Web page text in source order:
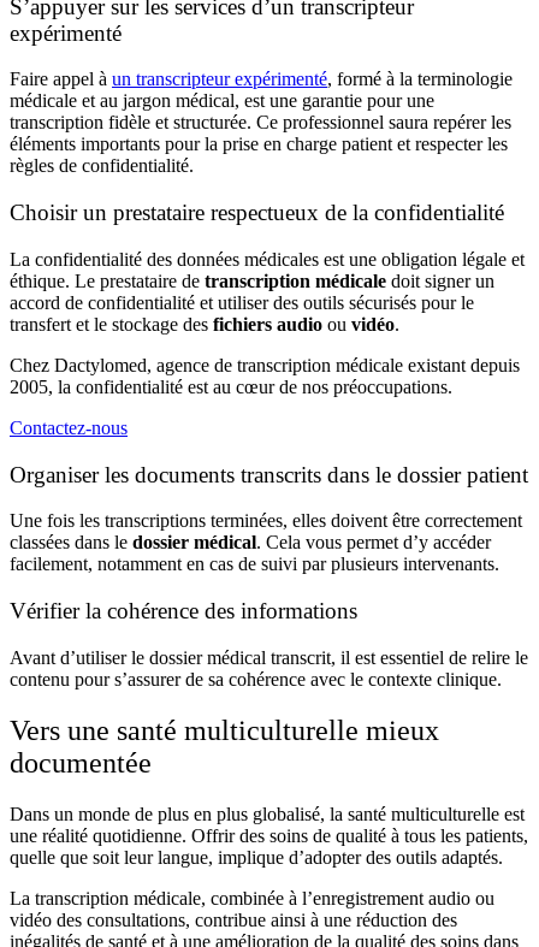
S’appuyer sur les services d’un transcripteur
expérimenté
Faire appel à un transcripteur expérimenté, formé à la terminologie
médicale et au jargon médical, est une garantie pour une
transcription fidèle et structurée. Ce professionnel saura repérer les
éléments importants pour la prise en charge patient et respecter les
règles de confidentialité.
Choisir un prestataire respectueux de la confidentialité
La confidentialité des données médicales est une obligation légale et
éthique. Le prestataire de transcription médicale doit signer un
accord de confidentialité et utiliser des outils sécurisés pour le
transfert et le stockage des fichiers audio ou vidéo.
Chez Dactylomed, agence de transcription médicale existant depuis
2005, la confidentialité est au cœur de nos préoccupations.
Contactez-nous
Organiser les documents transcrits dans le dossier patient
Une fois les transcriptions terminées, elles doivent être correctement
classées dans le dossier médical. Cela vous permet d’y accéder
facilement, notamment en cas de suivi par plusieurs intervenants.
Vérifier la cohérence des informations
Avant d’utiliser le dossier médical transcrit, il est essentiel de relire le
contenu pour s’assurer de sa cohérence avec le contexte clinique.
Vers une santé multiculturelle mieux
documentée
Dans un monde de plus en plus globalisé, la santé multiculturelle est
une réalité quotidienne. Offrir des soins de qualité à tous les patients,
quelle que soit leur langue, implique d’adopter des outils adaptés.
La transcription médicale, combinée à l’enregistrement audio ou
vidéo des consultations, contribue ainsi à une réduction des
inégalités de santé et à une amélioration de la qualité des soins dans